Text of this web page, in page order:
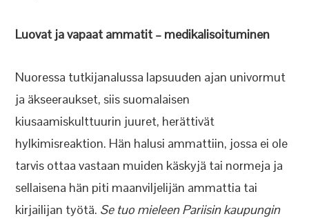
Luovat ja vapaat ammatit – medikalisoituminen
Nuoressa tutkijanalussa lapsuuden ajan univormut
ja äkseeraukset, siis suomalaisen
kiusaamiskulttuurin juuret, herättivät
hylkimisreaktion. Hän halusi ammattiin, jossa ei ole
tarvis ottaa vastaan muiden käskyjä tai normeja ja
sellaisena hän piti maanviljelijän ammattia tai
kirjailijan työtä. Se tuo mieleen Pariisin kaupungin